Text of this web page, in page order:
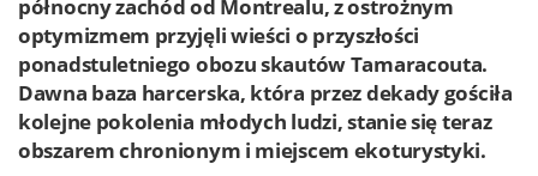
północny zachód od Montrealu, z ostrożnym
optymizmem przyjęli wieści o przyszłości
ponadstuletniego obozu skautów Tamaracouta.
Dawna baza harcerska, która przez dekady gościła
kolejne pokolenia młodych ludzi, stanie się teraz
obszarem chronionym i miejscem ekoturystyki.